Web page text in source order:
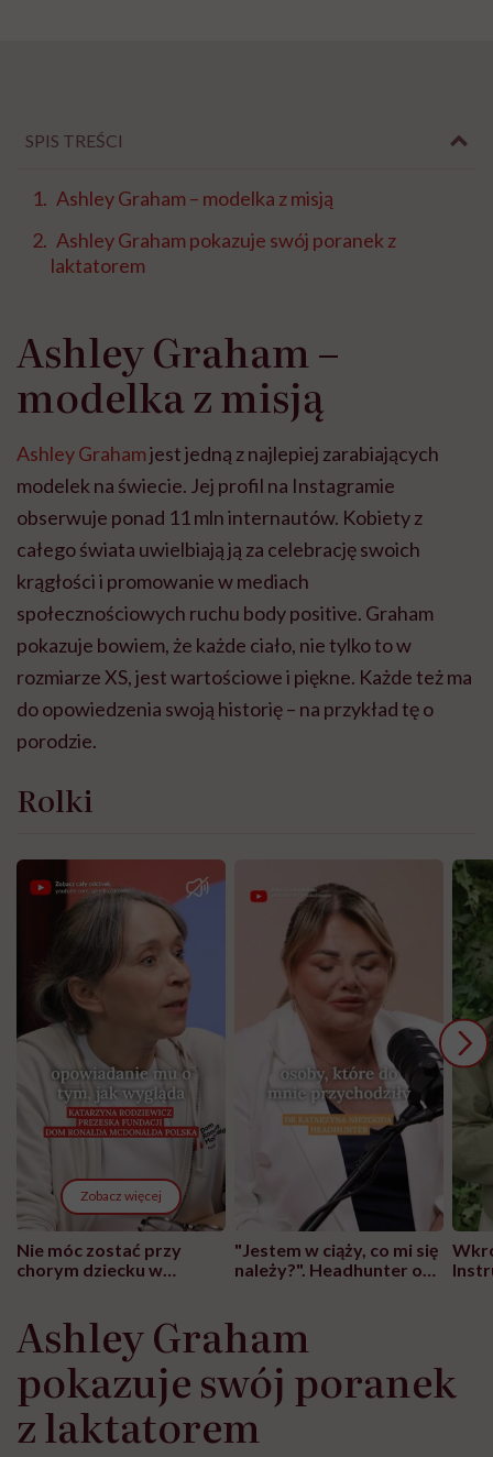
SPIS TREŚCI
Ashley Graham – modelka z misją
Ashley Graham pokazuje swój poranek z
laktatorem
Ashley Graham –
modelka z misją
Ashley Grahamjest jedną z najlepiej zarabiających
modelek na świecie. Jej profil na Instagramie
obserwuje ponad 11 mln internautów. Kobiety z
całego świata uwielbiają ją za celebrację swoich
krągłości i promowanie w mediach
społecznościowych ruchu body positive. Graham
pokazuje bowiem, że każde ciało, nie tylko to w
rozmiarze XS, jest wartościowe i piękne. Każde też ma
do opowiedzenia swoją historię – na przykład tę o
porodzie.
Rolki
Zobacz więcej
Nie móc zostać przy
chorym dziecku w
może chyba tylko
głupota i brak
wyobraźni"
"Jestem w ciąży, co mi się
należy?". Headhunter o
pracy
Ashley Graham
pokazuje swój poranek
z laktatorem